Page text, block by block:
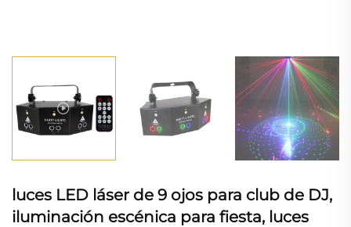
luces LED láser de 9 ojos para club de DJ,
iluminación escénica para fiesta, luces